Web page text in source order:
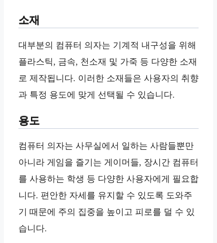
소재
대부분의 컴퓨터 의자는 기계적 내구성을 위해
플라스틱, 금속, 천소재 및 가죽 등 다양한 소재
로 제작됩니다. 이러한 소재들은 사용자의 취향
과 특정 용도에 맞게 선택될 수 있습니다.
용도
컴퓨터 의자는 사무실에서 일하는 사람들뿐만
아니라 게임을 즐기는 게이머들, 장시간 컴퓨터
를 사용하는 학생 등 다양한 사용자에게 필요합
니다. 편안한 자세를 유지할 수 있도록 도와주
기 때문에 주의 집중을 높이고 피로를 덜 수 있
습니다.